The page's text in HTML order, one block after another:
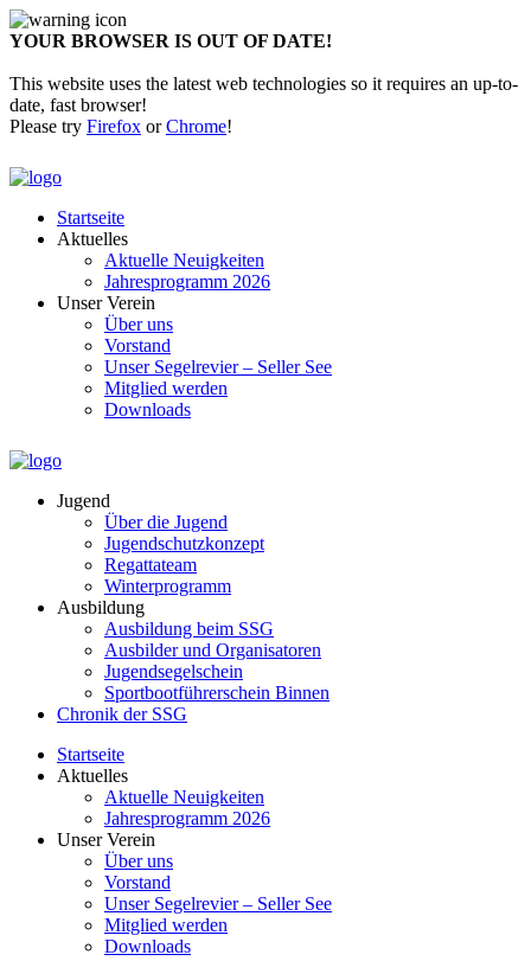
YOUR BROWSER IS OUT OF DATE!
This website uses the latest web technologies so it requires an up-to-
date, fast browser!
Please try Firefox orChrome!
Startseite
Aktuelles
Aktuelle Neuigkeiten
Jahresprogramm 2026
Unser Verein
Über uns
Vorstand
Unser Segelrevier – Seller See
Mitglied werden
Downloads
Jugend
Über die Jugend
Jugendschutzkonzept
Regattateam
Winterprogramm
Ausbildung
Ausbildung beim SSG
Ausbilder und Organisatoren
Jugendsegelschein
Sportbootführerschein Binnen
Chronik der SSG
Startseite
Aktuelles
Aktuelle Neuigkeiten
Jahresprogramm 2026
Unser Verein
Über uns
Vorstand
Unser Segelrevier – Seller See
Mitglied werden
Downloads